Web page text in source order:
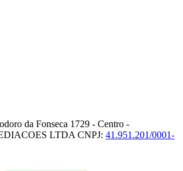
da Fonseca 1729 - Centro -
LTDA CNPJ: 41.951.201/0001-